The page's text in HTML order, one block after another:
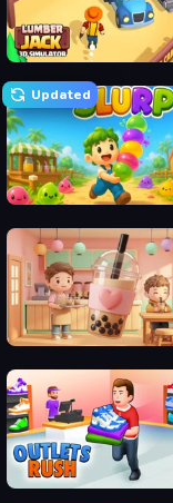
Lumberjack 3D Simulator
Updated
Slurp
Boba Shop
Outlets Rush